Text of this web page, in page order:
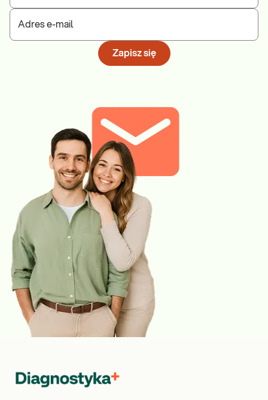
Adres e-mail
Zapisz się